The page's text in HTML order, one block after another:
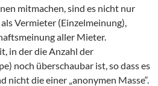
mitmachen, sind es nicht nur
Vermieter (Einzelmeinung),
aller Mieter.
in der die Anzahl der
noch überschaubar ist, so dass es
nicht die einer „anonymen Masse“.